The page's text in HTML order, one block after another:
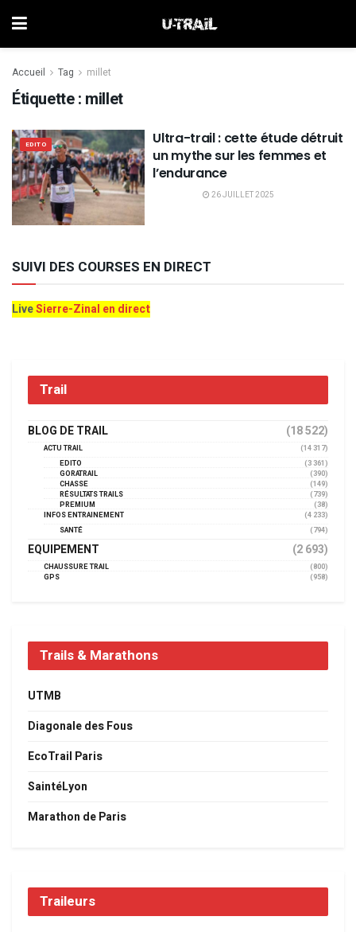
Accueil Tag millet
Étiquette : millet
EDITO
Ultra-trail : cette étude détruit
un mythe sur les femmes et
l’endurance
26 JUILLET 2025
SUIVI DES COURSES EN DIRECT
LiveSierre-Zinal en direct
Trail
BLOG DE TRAIL (18 522)
ACTU TRAIL
(14 317)
EDITO
(3 361)
GORATRAIL
(390)
CHASSE
(149)
RÉSULTATS TRAILS
(739)
PREMIUM
(38)
INFOS ENTRAINEMENT
(4 233)
SANTÉ
(794)
EQUIPEMENT (2 693)
CHAUSSURE TRAIL
(800)
GPS
(958)
Trails & Marathons
UTMB
Diagonale des Fous
EcoTrail Paris
SaintéLyon
Marathon de Paris
Traileurs